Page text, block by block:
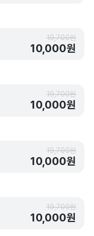
19,700원
10,000원
19,700원
10,000원
19,700원
10,000원
19,700원
10,000원